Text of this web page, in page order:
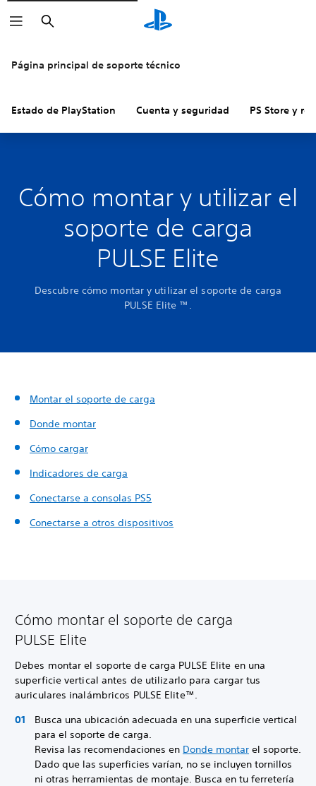
Buscar
Página principal de soporte técnico
Estado de PlayStation Cuenta y seguridad PS Store y
Cómo montar y utilizar el
soporte de carga
PULSE Elite
Descubre cómo montar y utilizar el soporte de carga
PULSE Elite ™.
Montar el soporte de carga
Donde montar
Cómo cargar
Indicadores de carga
Conectarse a consolas PS5
Conectarse a otros dispositivos
Cómo montar el soporte de carga
PULSE Elite
Debes montar el soporte de carga PULSE Elite en una
superficie vertical antes de utilizarlo para cargar tus
auriculares inalámbricos PULSE Elite™.
Busca una ubicación adecuada en una superficie vertical
para el soporte de carga.
Revisa las recomendaciones en Donde montar el soporte.
Dado que las superficies varían, no se incluyen tornillos
ni otras herramientas de montaje. Busca en tu ferretería